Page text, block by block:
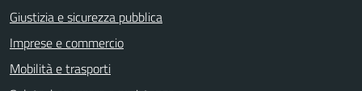
Giustizia e sicurezza pubblica
Imprese e commercio
Mobilità e trasporti